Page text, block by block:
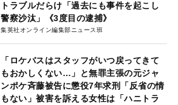
トラブルだらけ「過去にも事件を起こし
警察沙汰」《3度目の逮捕》
集英社オンライン編集部ニュース班
「ロケバスはスタッフがいつ戻ってきて
もおかしくない…」と無罪主張の元ジャ
ンポケ斉藤被告に懲役7年求刑「反省の情
もない」被害を訴える女性は「ハニトラ